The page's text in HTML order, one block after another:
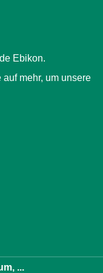
...
Ebikon.
mehr, um unsere